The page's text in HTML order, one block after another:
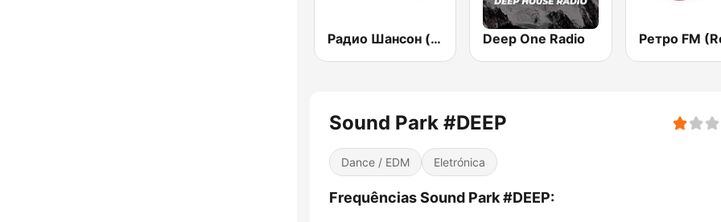
Радио Шансон (Chanson) Deep One Radio
Sound Park #DEEP
Dance / EDM Eletrónica
Frequências Sound Park #DEEP: